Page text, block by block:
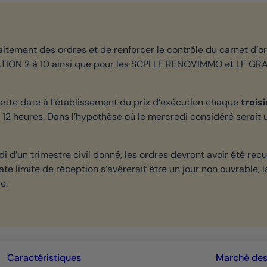
des ordres et de renforcer le contrôle du carnet
2 à 10 ainsi que pour les SCPI LF RENOVIMMO et LF
date à l’établissement du prix d’exécution chaque
heures. Dans l’hypothèse où le mercredi considéré serait
trimestre civil donné, les ordres devront avoir été
limite de réception s’avérerait être un jour non
Caractéristiques Marché